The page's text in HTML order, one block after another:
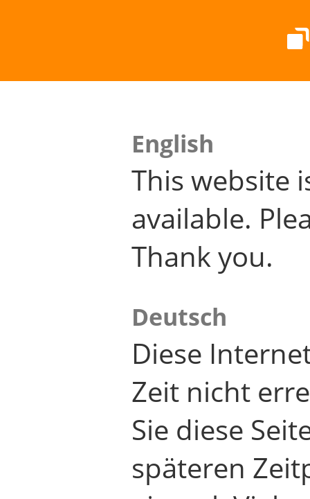
English
This website
available.
Thank you.
Deutsch
Diese
Zeit nicht
Sie diese
späteren